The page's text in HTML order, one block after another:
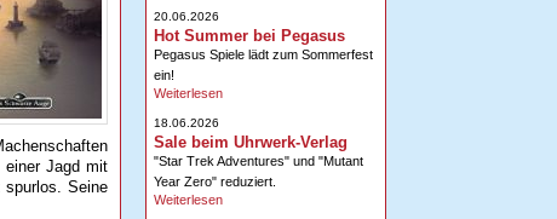
einer Jagd mit
spurlos. Seine
20.06.2026
Hot Summer bei Pegasus
Pegasus Spiele lädt zum Sommerfest
ein!
Weiterlesen
18.06.2026
Sale beim Uhrwerk-Verlag
"Star Trek Adventures" und "Mutant
Year Zero" reduziert.
Weiterlesen